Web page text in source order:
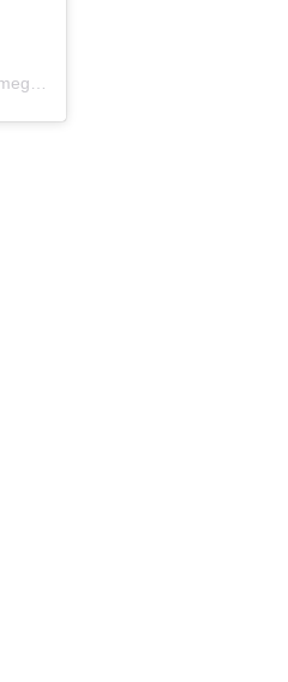
Amália Túry (@colorsinthekitchen) által megosztott bejegyzés